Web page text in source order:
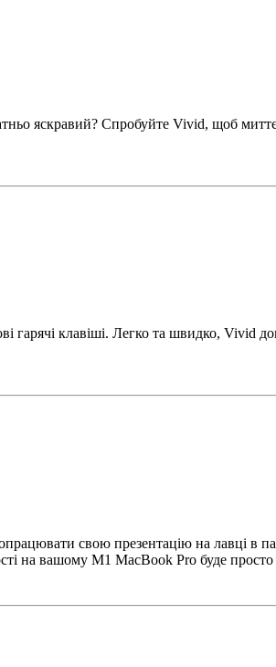
яскравий? Спробуйте Vivid, щоб
клавіші. Легко та швидко, Vivid
свою презентацію на лавці в
на вашому M1 MacBook Pro буде